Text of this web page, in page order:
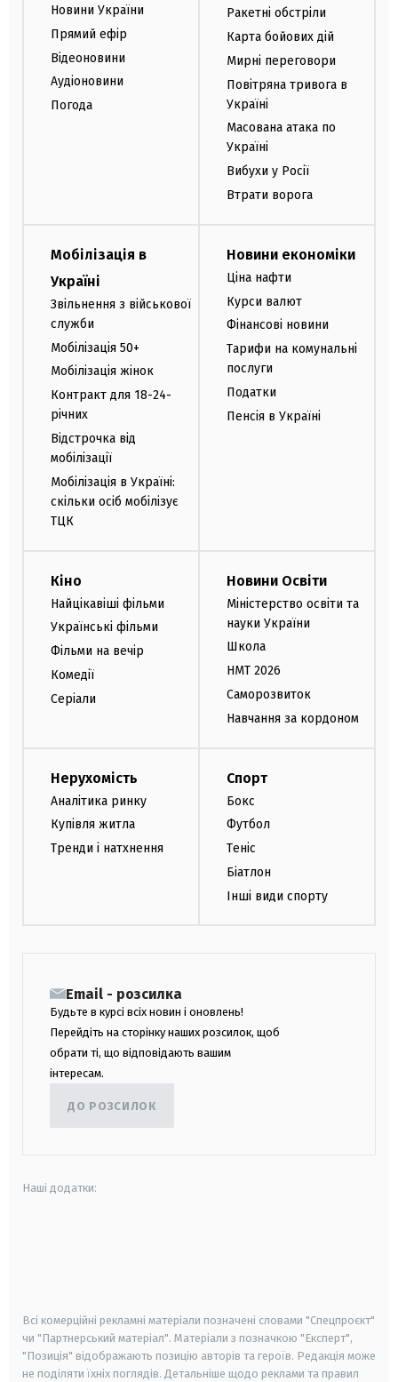
Новини України
Прямий ефір
Відеоновини
Аудіоновини
Погода
Ракетні обстріли
Карта бойових дій
Мирні переговори
Повітряна тривога в
Україні
Масована атака по
Україні
Вибухи у Росії
Втрати ворога
Мобілізація в
Україні
Звільнення з військової
служби
Мобілізація 50+
Мобілізація жінок
Контракт для 18-24-
річних
Відстрочка від
мобілізації
Мобілізація в Україні:
скільки осіб мобілізує
ТЦК
Новини економіки
Ціна нафти
Курси валют
Фінансові новини
Тарифи на комунальні
послуги
Податки
Пенсія в Україні
Кіно
Найцікавіші фільми
Українські фільми
Фільми на вечір
Комедії
Серіали
Новини Освіти
Міністерство освіти та
науки України
Школа
НМТ 2026
Саморозвиток
Навчання за кордоном
Нерухомість
Аналітика ринку
Купівля житла
Тренди і натхнення
Спорт
Бокс
Футбол
Теніс
Біатлон
Інші види спорту
Email - розсилка
Будьте в курсі всіх новин і оновлень!
Перейдіть на сторінку наших розсилок, щоб
обрати ті, що відповідають вашим
інтересам.
ДО РОЗСИЛОК
Наші додатки:
Всі комерційні рекламні матеріали позначені словами "Спецпроєкт"
чи "Партнерський матеріал". Матеріали з позначкою "Експерт",
"Позиція" відображають позицію авторів та героїв. Редакція може
не поділяти їхніх поглядів. Детальніше щодо реклами та правил